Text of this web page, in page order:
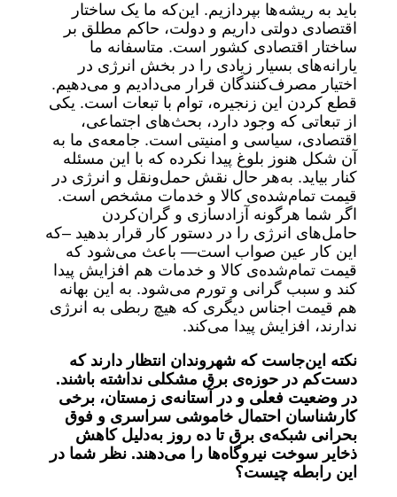
باید به ریشه‌ها بپردازیم. این‌که ما یک ساختار
اقتصادی دولتی داریم و دولت، حاکم مطلق بر
ساختار اقتصادی کشور است. متاسفانه ما
یارانه‌های بسیار زیادی را در بخش انرژی در
اختیار مصرف‌کنندگان قرار می‌دادیم و می‌دهیم.
قطع کردن این زنجیره، توام با تبعات است. یکی
از تبعاتی که وجود دارد، بحث‌های اجتماعی،
اقتصادی، سیاسی و امنیتی است. جامعه‌ی ما به
آن شکل هنوز بلوغ پیدا نکرده که با این مسئله
کنار بیاید. به‌هر حال نقش حمل‌ونقل و انرژی در
قیمت تمام‌شده‌ی کالا و خدمات مشخص است.
اگر شما هرگونه آزادسازی و گران‌کردن
حامل‌های انرژی را در دستور کار قرار بدهید –که
این کار عین صواب است— باعث می‌شود که
قیمت تمام‌شده‌ی کالا و خدمات هم افزایش پیدا
کند و سبب گرانی و تورم می‌شود. به این بهانه
هم قیمت اجناس دیگری که هیچ ربطی به انرژی
ندارند، افزایش پیدا می‌کند.
نکته این‌جاست که شهروندان انتظار دارند که
دست‌کم در حوزه‌ی برق مشکلی نداشته باشند.
در وضعیت فعلی و در آستانه‌ی زمستان، برخی
کارشناسان احتمال خاموشی سراسری و فوق
بحرانی شبکه‌ی برق تا ده روز به‌دلیل کاهش
ذخایر سوخت نیروگاه‌ها را می‌دهند. نظر شما در
این رابطه چیست؟